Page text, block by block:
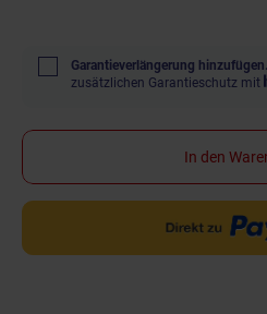
Garantieverlängerung hinzufügen.
zusätzlichen Garantieschutz mit
In den